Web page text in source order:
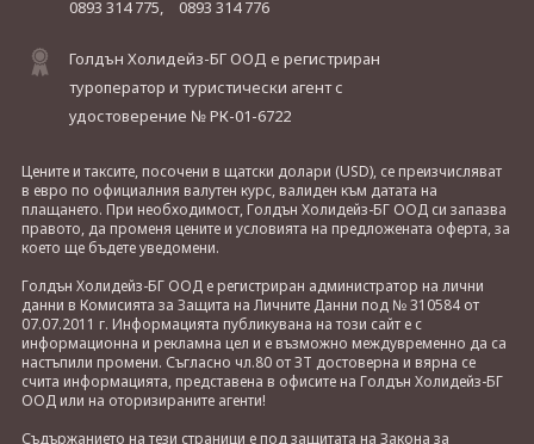
0893 314 775,
0893 314 776
Голдън Холидейз-БГ ООД е регистриран
туроператор и туристически агент с
удостоверение № РК-01-6722
Цените и таксите, посочени в щатски долари (USD), се преизчисляват
в евро по официалния валутен курс, валиден към датата на
плащането. При необходимост, Голдън Холидейз-БГ ООД си запазва
правото, да променя цените и условията на предложената оферта, за
което ще бъдете уведомени.
Голдън Холидейз-БГ ООД е регистриран администратор на лични
данни в Комисията за Защита на Личните Данни под № 310584 от
07.07.2011 г. Информацията публикувана на този сайт е с
информационна и рекламна цел и е възможно междувременно да са
настъпили промени. Съгласно чл.80 от ЗТ достоверна и вярна се
счита информацията, представена в офисите на Голдън Холидейз-БГ
ООД или на оторизираните агенти!
Съдържанието на тези страници е под защитата на Закона за